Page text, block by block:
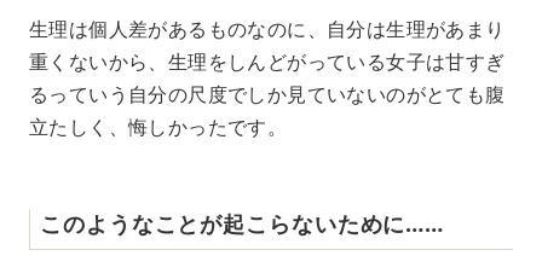
生理は個人差があるものなのに、自分は生理があまり
重くないから、生理をしんどがっている女子は甘すぎ
るっていう自分の尺度でしか見ていないのがとても腹
立たしく、悔しかったです。
このようなことが起こらないために……